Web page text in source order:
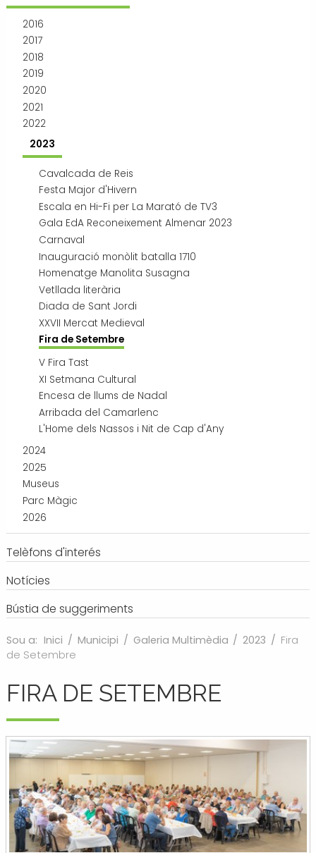
2016
2017
2018
2019
2020
2021
2022
2023
Cavalcada de Reis
Festa Major d'Hivern
Escala en Hi-Fi per La Marató de TV3
Gala EdA Reconeixement Almenar 2023
Carnaval
Inauguració monòlit batalla 1710
Homenatge Manolita Susagna
Vetllada literària
Diada de Sant Jordi
XXVII Mercat Medieval
Fira de Setembre
V Fira Tast
XI Setmana Cultural
Encesa de llums de Nadal
Arribada del Camarlenc
L'Home dels Nassos i Nit de Cap d'Any
2024
2025
Museus
Parc Màgic
2026
Telèfons d'interés
Notícies
Bústia de suggeriments
Sou a: Inici / Municipi / Galeria Multimèdia / 2023 / Fira
de Setembre
FIRA DE SETEMBRE